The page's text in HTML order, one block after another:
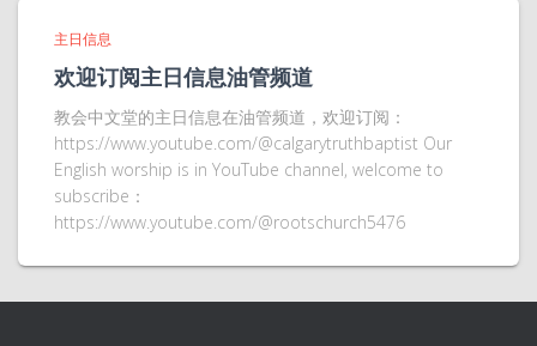
主日信息
欢迎订阅主日信息油管频道
教会中文堂的主日信息在油管频道，欢迎订阅：
https://www.youtube.com/@calgarytruthbaptist Our
English worship is in YouTube channel, welcome to
subscribe：
https://www.youtube.com/@rootschurch5476